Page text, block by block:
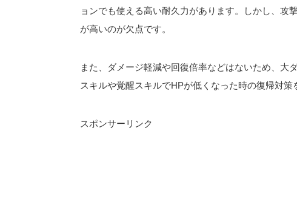
ョンでも使える高い耐久力があります。しかし、攻
が高いのが欠点です。
また、ダメージ軽減や回復倍率などはないため、大
スキルや覚醒スキルでHPが低くなった時の復帰対策
スポンサーリンク